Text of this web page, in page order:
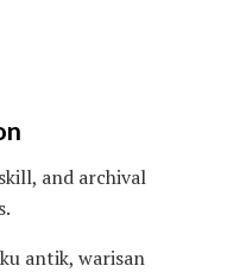
and archival
antik, warisan